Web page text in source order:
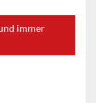
immer